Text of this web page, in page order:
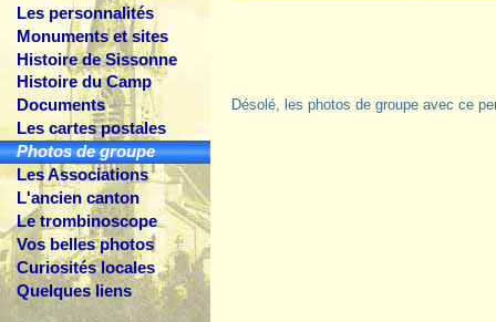
Les personnalités
Monuments et sites
Histoire de Sissonne
Histoire du Camp
Documents
Les cartes postales
Photos de groupe
Les Associations
L'ancien canton
Le trombinoscope
Vos belles photos
Curiosités locales
Quelques liens
Désolé, les photos de groupe avec ce